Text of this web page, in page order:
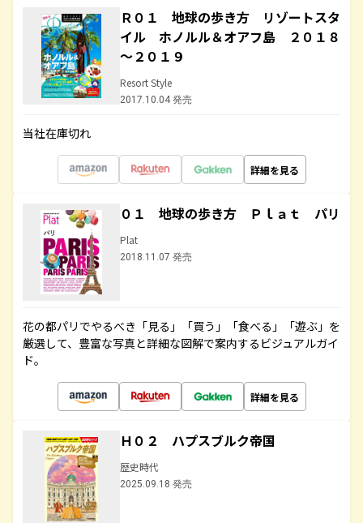
Ｒ０１ 地球の歩き方 リゾートスタ
イル ホノルル＆オアフ島 ２０１８
～２０１９
Resort Style
2017.10.04 発売
当社在庫切れ
詳細を見る
０１ 地球の歩き方 Ｐｌａｔ パリ
Plat
2018.11.07 発売
花の都パリでやるべき「見る」「買う」「食べる」「遊ぶ」を
厳選して、豊富な写真と詳細な図解で案内するビジュアルガイ
ド。
詳細を見る
Ｈ０２ ハプスブルク帝国
歴史時代
2025.09.18 発売